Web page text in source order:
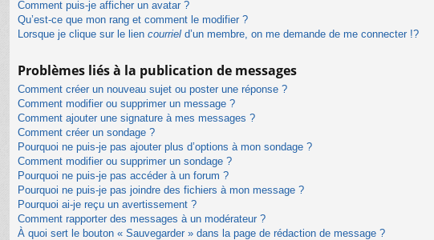
Comment puis-je afficher un avatar ?
Qu’est-ce que mon rang et comment le modifier ?
Lorsque je clique sur le lien courriel d’un membre, on me demande de me connecter !?
Problèmes liés à la publication de messages
Comment créer un nouveau sujet ou poster une réponse ?
Comment modifier ou supprimer un message ?
Comment ajouter une signature à mes messages ?
Comment créer un sondage ?
Pourquoi ne puis-je pas ajouter plus d’options à mon sondage ?
Comment modifier ou supprimer un sondage ?
Pourquoi ne puis-je pas accéder à un forum ?
Pourquoi ne puis-je pas joindre des fichiers à mon message ?
Pourquoi ai-je reçu un avertissement ?
Comment rapporter des messages à un modérateur ?
À quoi sert le bouton « Sauvegarder » dans la page de rédaction de message ?